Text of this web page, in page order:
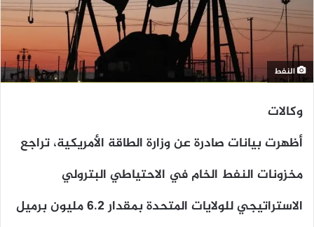
النفط
وكالات
أظهرت بيانات صادرة عن وزارة الطاقة الأمريكية، تراجع
مخزونات النفط الخام في الاحتياطي البترولي
الاستراتيجي للولايات المتحدة بمقدار 6.2 مليون برميل